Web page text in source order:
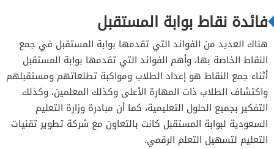
فائدة نقاط بوابة المستقبل
هناك العديد من الفوائد التي تقدمها بوابة المستقبل في جمع
النقاط الخاصة بها، وأهم الفوائد التي تقدمها بوابة المستقبل
أثناء جمع النقاط هو إعداد الطلاب ومواكبة تطلعاتهم ومستقبلهم
واكتشاف الطلاب ذات المهارة الأعلى وكذلك المعلمين، وكذلك
التفكير بجميع الحلول التعليمية، كما أن مبادرة وزارة التعليم
السعودية لبوابة المستقبل كانت بالتعاون مع شركة تطوير تقنيات
التعليم لتسهيل التعلم الرقمي.